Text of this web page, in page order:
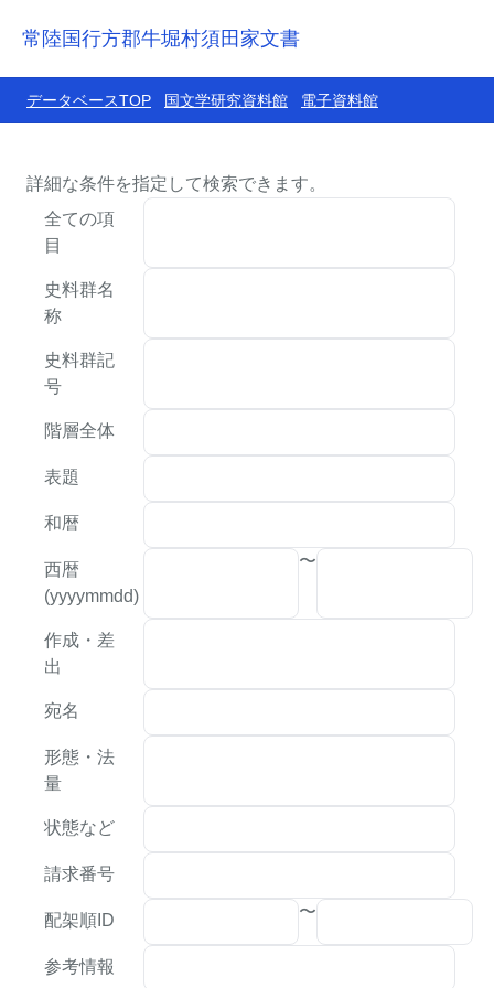
常陸国行方郡牛堀村須田家文書
データベースTOP 国文学研究資料館 電子資料館
詳細な条件を指定して検索できます。
全ての項
目
史料群名
称
史料群記
号
階層全体
表題
和暦
西暦
(yyyymmdd)
〜
作成・差
出
宛名
形態・法
量
状態など
請求番号
配架順ID 〜
参考情報